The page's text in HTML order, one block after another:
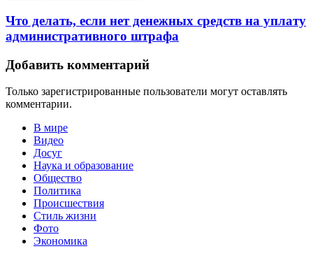
Что делать, если нет денежных средств на уплату
административного штрафа
Добавить комментарий
Только зарегистрированные пользователи могут оставлять
комментарии.
В мире
Видео
Досуг
Наука и образование
Общество
Политика
Происшествия
Стиль жизни
Фото
Экономика